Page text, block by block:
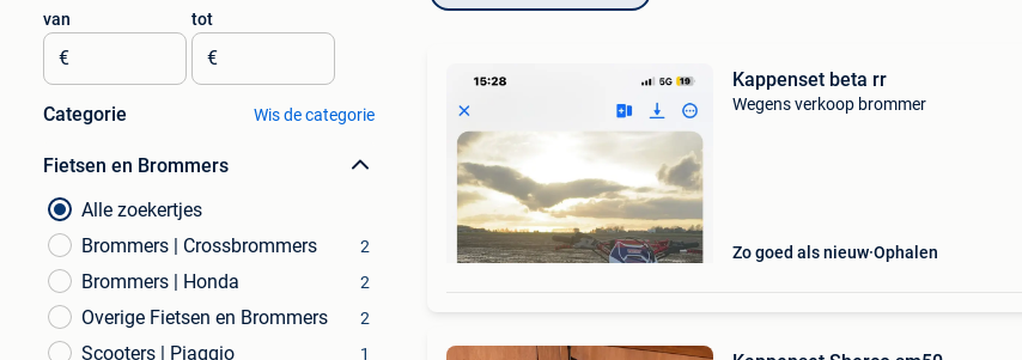
van
€
tot
€
Categorie Wis de categorie
Fietsen en Brommers
Alle zoekertjes
Brommers | Crossbrommers
2
Brommers | Honda 2
Overige Fietsen en Brommers 2
Scooters | Piaggio 1
Kappenset beta rr
Wegens verkoop brommer
Zo goed als nieuw Ophalen